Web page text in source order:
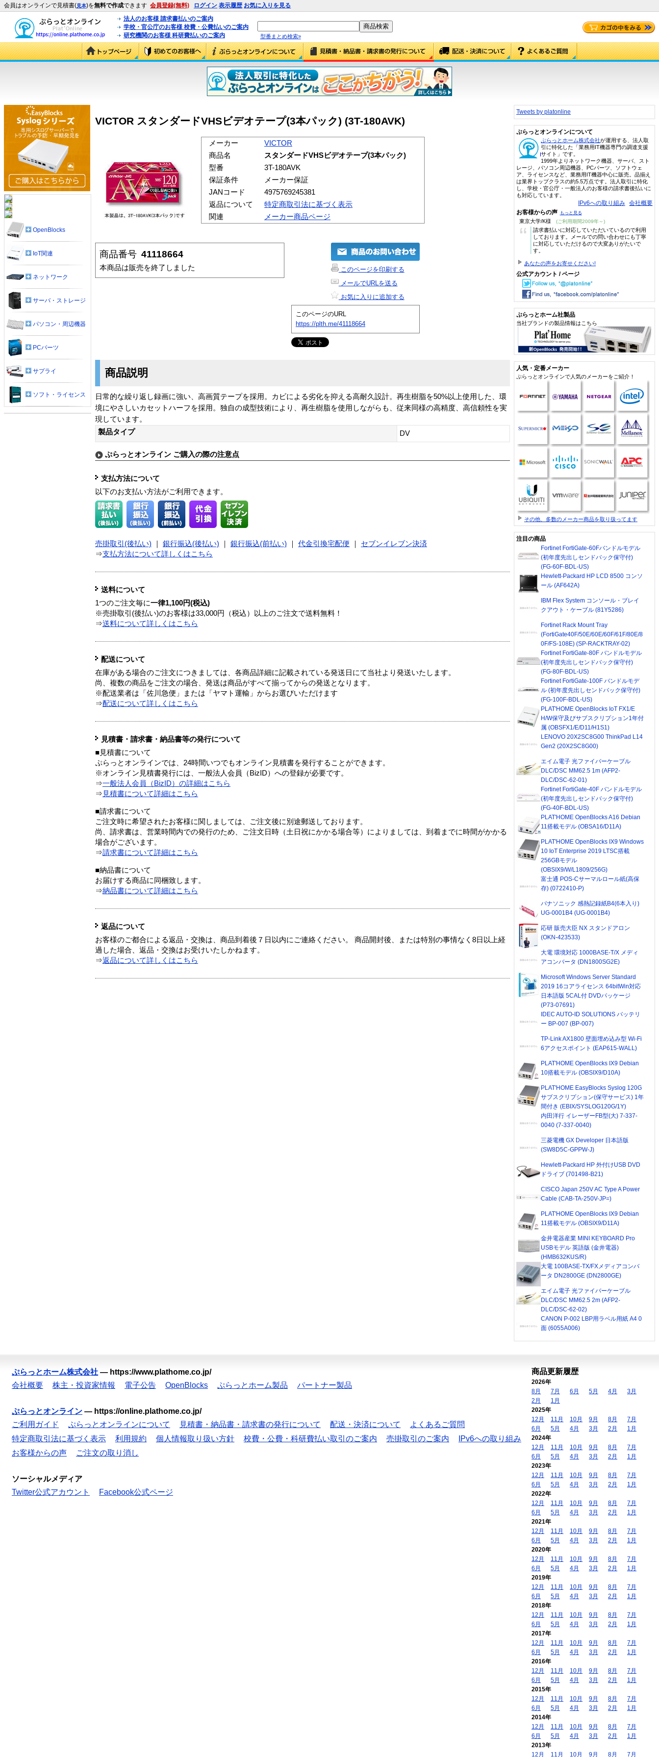
会員はオンラインで見積書(見本)を無料で作成できます 会員登録(無料) ログイン 表示履歴 お気に入りを見る
法人のお客様 請求書払いのご案内
学校・官公庁のお客様 校費・公費払いのご案内
研究機関のお客様 科研費払いのご案内
型番まとめ検索»
VICTOR スタンダードVHSビデオテープ(3本パック) (3T-180AVK)
メーカー
VICTOR
商品名
スタンダードVHSビデオテープ(3本パック)
型番
3T-180AVK
保証条件
メーカー保証
JANコード
4975769245381
返品について
特定商取引法に基づく表示
関連
メーカー商品ページ
商品番号 41118664
本商品は販売を終了しました
このページを印刷する
メールでURLを送る
お気に入りに追加する
このページのURL
https://plth.me/41118664
商品説明
日常的な繰り返し録画に強い、高画質テープを採用。カビによる劣化を抑える高耐久設計。再生樹脂を50%以上使用した、環
境にやさしいカセットハーフを採用。独自の成型技術により、再生樹脂を使用しながらも、従来同様の高精度、高信頼性を実
現しています。
製品タイプ
DV
ぷらっとオンライン ご購入の際の注意点
支払方法について
以下のお支払い方法がご利用できます。
売掛取引(後払い) 銀行振込(後払い) 銀行振込(前払い) 代金引換宅配便
セブンイレブン決済
⇒支払方法について詳しくはこちら
送料について
1つのご注文毎に一律1,100円(税込)
※売掛取引(後払い)のお客様は33,000円（税込）以上のご注文で送料無料！
⇒送料について詳しくはこちら
配送について
在庫がある場合のご注文につきましては、各商品詳細に記載されている発送日にて当社より発送いたします。
尚、複数の商品をご注文の場合、発送は商品がすべて揃ってからの発送となります。
※配送業者は「佐川急便」または「ヤマト運輸」からお選びいただけます
⇒配送について詳しくはこちら
見積書・請求書・納品書等の発行について
■見積書について
ぷらっとオンラインでは、24時間いつでもオンライン見積書を発行することができます。
※オンライン見積書発行には、一般法人会員（BizID）への登録が必要です。
⇒一般法人会員（BizID）の詳細はこちら
⇒ 見積書について詳細はこちら
■請求書について
ご注文時に希望されたお客様に関しましては、ご注文後に別途郵送しております。
尚、請求書は、営業時間内での発行のため、ご注文日時（土日祝にかかる場合等）によりましては、到着までに時間がかかる
場合がございます。
⇒請求書について詳細はこちら
■納品書について
お届けする商品に同梱致します。
⇒納品書について詳細はこちら
返品について
お客様のご都合による返品・交換は、商品到着後７日以内にご連絡ください。 商品開封後、または特別の事情なく8日以上経
過した場合、返品・交換はお受けいたしかねます。
⇒返品について詳しくはこちら
OpenBlocks
IoT関連
ネットワーク
サーバ・ストレージ
パソコン・周辺機器
PCパーツ
サプライ
ソフト・ライセンス
Tweets by platonline
ぷらっとオンラインについて
ぷらっとホーム株式会社が運用する、法人取
引に特化した「業務用IT機器専門の調達支援
サイト」です。
1999年よりネットワーク機器、サーバ、スト
レージ、パソコン周辺機器、PCパーツ、ソフトウェ
ア、ライセンスなど、業務用IT機器中心に販売。品揃え
は業界トップクラスの約5.5万点です。法人取引に特化
し、学校・官公庁・一般法人のお客様の請求書後払いに
も対応しています。
IPv6への取り組み 会社概要
お客様からの声 もっと見る
東京大学/K様 (ご利用期間2009年～)
“
請求書払いに対応していただいているので利用
しております。メールでの問い合わせにも丁寧
に対応していただけるので大変ありがたいで
す。
あなたの声をお寄せください!
公式アカウント / ページ
ぷらっとホーム社製品
当社ブランドの製品情報はこちら
人気・定番メーカー
ぷらっとオンラインで人気のメーカーをご紹介！
その他、多数のメーカー商品を取り扱ってます
注目の商品
Fortinet FortiGate-60Fバンドルモデル
(初年度先出しセンドバック保守付)
(FG-60F-BDL-US)
Hewlett-Packard HP LCD 8500 コンソ
ール (AF642A)
IBM Flex System コンソール・ブレイ
クアウト・ケーブル (81Y5286)
Fortinet Rack Mount Tray
(FortiGate40F/50E/60E/60F/61F/80E/8
0F/FS-108E) (SP-RACKTRAY-02)
Fortinet FortiGate-80F バンドルモデル
(初年度先出しセンドバック保守付)
(FG-80F-BDL-US)
Fortinet FortiGate-100F バンドルモデ
ル (初年度先出しセンドバック保守付)
(FG-100F-BDL-US)
PLAT'HOME OpenBlocks IoT FX1/E
H/W保守及びサブスクリプション1年付
属 (OBSFX1/E/D11/H1S1)
LENOVO 20X2SC8G00 ThinkPad L14
Gen2 (20X2SC8G00)
エイム電子 光ファイバーケーブル
DLC/DSC MM62.5 1m (AFP2-
DLC/DSC-62-01)
Fortinet FortiGate-40F バンドルモデル
(初年度先出しセンドバック保守付)
(FG-40F-BDL-US)
PLAT'HOME OpenBlocks A16 Debian
11搭載モデル (OBSA16/D11A)
PLAT'HOME OpenBlocks IX9 Windows
10 IoT Enterprise 2019 LTSC搭載
256GBモデル
(OBSIX9/W/L1809/256G)
富士通 POS-Cサーマルロール紙(高保
存) (0722410-P)
パナソニック 感熱記録紙B4(6本入り)
UG-0001B4 (UG-0001B4)
応研 販売大臣 NX スタンドアロン
(OKN-423533)
大電 環境対応 1000BASE-T/X メディ
アコンバータ (DN1800SG2E)
Microsoft Windows Server Standard
2019 16コアライセンス 64bitWin対応
日本語版 5CAL付 DVDパッケージ
(P73-07691)
IDEC AUTO-ID SOLUTIONS バッテリ
ー BP-007 (BP-007)
TP-Link AX1800 壁面埋め込み型 Wi-Fi
6アクセスポイント (EAP615-WALL)
PLAT'HOME OpenBlocks IX9 Debian
10搭載モデル (OBSIX9/D10A)
PLAT'HOME EasyBlocks Syslog 120G
サブスクリプション(保守サービス) 1年
間付き (EBIX/SYSLOG120G/1Y)
内田洋行 イレーザーFB型(大) 7-337-
0040 (7-337-0040)
三菱電機 GX Developer 日本語版
(SW8D5C-GPPW-J)
Hewlett-Packard HP 外付けUSB DVD
ドライブ (701498-B21)
CISCO Japan 250V AC Type A Power
Cable (CAB-TA-250V-JP=)
PLAT'HOME OpenBlocks IX9 Debian
11搭載モデル (OBSIX9/D11A)
金井電器産業 MINI KEYBOARD Pro
USBモデル 英語版 (金井電器)
(HMB632KUS/R)
大電 100BASE-TX/FXメディアコンバ
ータ DN2800GE (DN2800GE)
エイム電子 光ファイバーケーブル
DLC/DSC MM62.5 2m (AFP2-
DLC/DSC-62-02)
CANON P-002 LBP用ラベル用紙 A4 0
面 (6055A006)
ぷらっとホーム株式会社 — https://www.plathome.co.jp/
会社概要
株主・投資家情報 電子公告 OpenBlocks ぷらっとホーム製品 パートナー製品
ぷらっとオンライン — https://online.plathome.co.jp/
ご利用ガイド
ぷらっとオンラインについて 見積書・納品書・請求書の発行について 配送・決済について
よくあるご質問
特定商取引法に基づく表示
利用規約 個人情報取り扱い方針 校費・公費・科研費払い取引のご案内 売掛取引のご案内
IPv6への取り組み
お客様からの声
ご注文の取り消し
ソーシャルメディア
Twitter公式アカウント
Facebook公式ページ
商品更新履歴
2026年
8月
7月 6月 5月 4月
3月
2月
1月
2025年
12月
11月 10月 9月 8月
7月
6月
5月 4月 3月 2月
1月
2024年
12月
11月 10月 9月 8月
7月
6月
5月 4月 3月 2月
1月
2023年
12月
11月 10月 9月 8月
7月
6月
5月 4月 3月 2月
1月
2022年
12月
11月 10月 9月 8月
7月
6月
5月 4月 3月 2月
1月
2021年
12月
11月 10月 9月 8月
7月
6月
5月 4月 3月 2月
1月
2020年
12月
11月 10月 9月 8月
7月
6月
5月 4月 3月 2月
1月
2019年
12月
11月 10月 9月 8月
7月
6月
5月 4月 3月 2月
1月
2018年
12月
11月 10月 9月 8月
7月
6月
5月 4月 3月 2月
1月
2017年
12月
11月 10月 9月 8月
7月
6月
5月 4月 3月 2月
1月
2016年
12月
11月 10月 9月 8月
7月
6月
5月 4月 3月 2月
1月
2015年
12月
11月 10月 9月 8月
7月
6月
5月 4月 3月 2月
1月
2014年
12月
11月 10月 9月 8月
7月
6月
5月 4月 3月 2月
1月
2013年
12月
11月 10月 9月 8月 7月